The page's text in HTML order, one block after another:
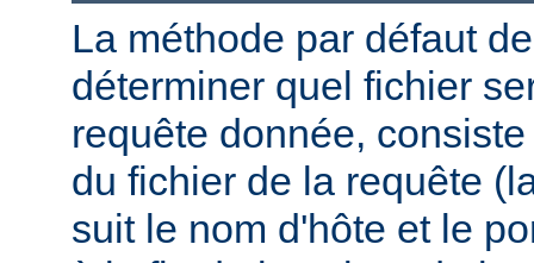
La méthode par défaut
déterminer quel fichier
requête donnée,
du fichier de la requête
suit le nom d'hôte et le